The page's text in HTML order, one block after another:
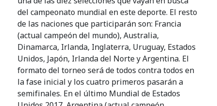
del campeonato mundial en este deporte. El resto
de las naciones que participarán son: Francia
(actual campeón del mundo), Australia,
Dinamarca, Irlanda, Inglaterra, Uruguay, Estados
Unidos, Japón, Irlanda del Norte y Argentina. El
formato del torneo será de todos contra todos en
la fase inicial y los cuatro primeros pasarán a
semifinales. En el último Mundial de Estados